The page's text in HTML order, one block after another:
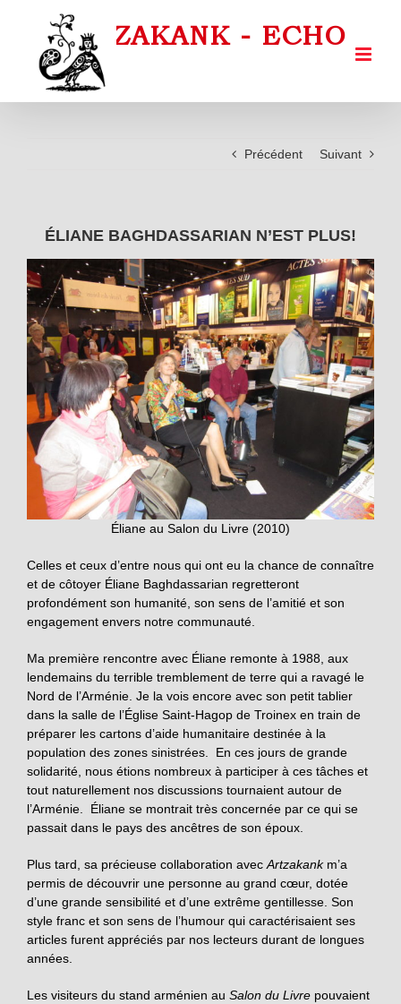
Précédent Suivant
ÉLIANE BAGHDASSARIAN N’EST PLUS!
Éliane au Salon du Livre (2010)
Celles et ceux d’entre nous qui ont eu la chance de connaître
et de côtoyer Éliane Baghdassarian regretteront
profondément son humanité, son sens de l’amitié et son
engagement envers notre communauté.
Ma première rencontre avec Éliane remonte à 1988, aux
lendemains du terrible tremblement de terre qui a ravagé le
Nord de l’Arménie. Je la vois encore avec son petit tablier
dans la salle de l’Église Saint-Hagop de Troinex en train de
préparer les cartons d’aide humanitaire destinée à la
population des zones sinistrées. En ces jours de grande
solidarité, nous étions nombreux à participer à ces tâches et
tout naturellement nos discussions tournaient autour de
l’Arménie. Éliane se montrait très concernée par ce qui se
passait dans le pays des ancêtres de son époux.
Plus tard, sa précieuse collaboration avec Artzakankm’a
permis de découvrir une personne au grand cœur, dotée
d’une grande sensibilité et d’une extrême gentillesse. Son
style franc et son sens de l’humour qui caractérisaient ses
articles furent appréciés par nos lecteurs durant de longues
années.
Les visiteurs du stand arménien au Salon du Livre pouvaient